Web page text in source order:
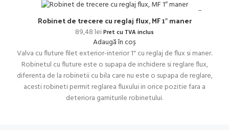
Robinet de trecere cu reglaj flux, MF 1″ maner
89,48 leiPret cu TVA inclus
Adaugă în coș
Valva cu fluture filet exterior-interior 1" cu reglaj de flux si maner.
Robinetul cu fluture este o supapa de inchidere si reglare flux,
diferenta de la robinetii cu bila care nu este o supapa de reglare,
acesti robineti permit reglarea fluxului in orice pozitie fara a
deteriora garniturile robinetului.